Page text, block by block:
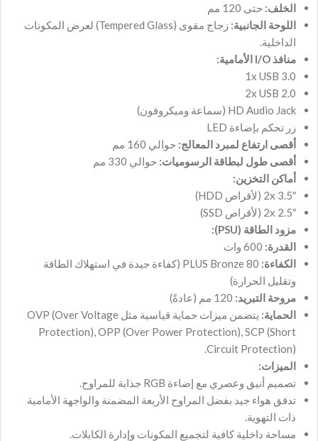
الخلف: حتى 120 مم
اللوحة الجانبية:
زجاج مقوى (Tempered Glass) لعرض المكونات
الداخلية.
منافذ I/O الأمامية:
1x USB 3.0
2x USB 2.0
HD Audio Jack (سماعة وميكروفون)
زر تحكم بإضاءة LED
أقصى ارتفاع لمبرد المعالج: حوالي 160 مم
أقصى طول لبطاقة الرسوميات: حوالي 330 مم
أماكن التخزين:
2x 3.5″ (لأقراص HDD)
2x 2.5″ (لأقراص SSD)
مزود الطاقة (PSU):
القدرة:
الكفاءة:
80 PLUS Bronze (كفاءة جيدة في استهلاك الطاقة
وتقليل الحرارة)
مروحة التبريد:
الحماية:
يتضمن ميزات حماية قياسية مثل OVP (Over Voltage
Protection), OPP (Over Power Protection), SCP (Short
Circuit Protection).
الميزات:
تصميم أنيق وعصري مع إضاءة RGB جذابة للمراوح.
تدفق هواء جيد بفضل المراوح الأربعة المضمنة والواجهة الأمامية
ذات التهوية.
مساحة داخلية كافية لتجميع المكونات وإدارة الكابلات.